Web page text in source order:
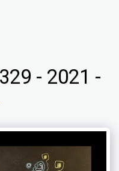
- 2021 -